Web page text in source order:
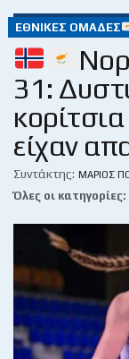
ΕΘΝΙΚΈΣ ΟΜΆΔΕΣ
31:
είχαν
Συντάκτης: ΜΆΡΙΟΣ
Όλες οι κατηγορίες: